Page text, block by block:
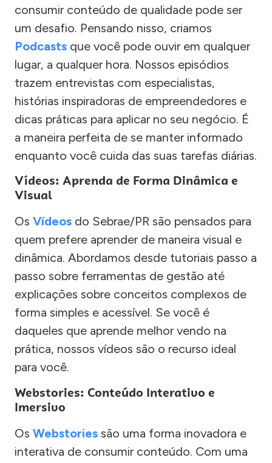
consumir conteúdo de qualidade pode ser
um desafio. Pensando nisso, criamos
Podcasts que você pode ouvir em qualquer
lugar, a qualquer hora. Nossos episódios
trazem entrevistas com especialistas,
histórias inspiradoras de empreendedores e
dicas práticas para aplicar no seu negócio. É
a maneira perfeita de se manter informado
enquanto você cuida das suas tarefas diárias.
Vídeos: Aprenda de Forma Dinâmica e
Visual
Os Vídeos do Sebrae/PR são pensados para
quem prefere aprender de maneira visual e
dinâmica. Abordamos desde tutoriais passo a
passo sobre ferramentas de gestão até
explicações sobre conceitos complexos de
forma simples e acessível. Se você é
daqueles que aprende melhor vendo na
prática, nossos vídeos são o recurso ideal
para você.
Webstories: Conteúdo Interativo e
Imersivo
Os Webstories são uma forma inovadora e
interativa de consumir conteúdo. Com uma